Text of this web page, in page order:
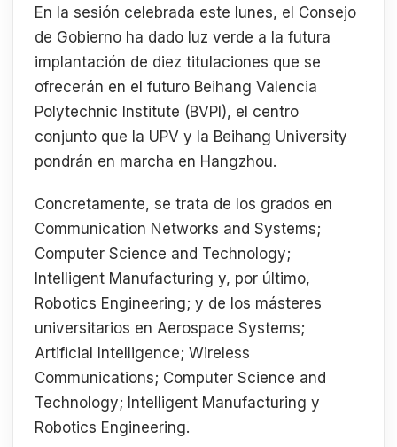
En la sesión celebrada este lunes, el Consejo
de Gobierno ha dado luz verde a la futura
implantación de diez titulaciones que se
ofrecerán en el futuro Beihang Valencia
Polytechnic Institute (BVPI), el centro
conjunto que la UPV y la Beihang University
pondrán en marcha en Hangzhou.
Concretamente, se trata de los grados en
Communication Networks and Systems;
Computer Science and Technology;
Intelligent Manufacturing y, por último,
Robotics Engineering; y de los másteres
universitarios en Aerospace Systems;
Artificial Intelligence; Wireless
Communications; Computer Science and
Technology; Intelligent Manufacturing y
Robotics Engineering.